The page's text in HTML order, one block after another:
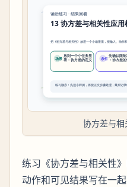
协方差与
练习《协方差与相关性
动作和可见结果写在一起